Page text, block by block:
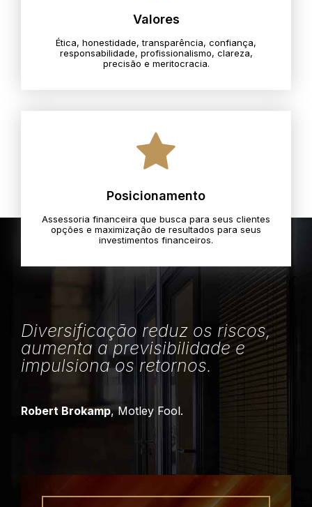
Valores
Ética, honestidade, transparência, confiança,
responsabilidade, profissionalismo, clareza,
precisão e meritocracia.​
Posicionamento
Assessoria financeira que busca para seus clientes
opções e maximização de resultados para seus
investimentos financeiros.
Diversificação reduz os riscos,
aumenta a previsibilidade e
impulsiona os retornos.
Robert Brokamp, Motley Fool.